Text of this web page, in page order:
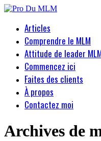
Articles
Comprendre le MLM
Attitude de leader
Commencez ici
Faites des clients
À propos
Contactez moi
Archives de